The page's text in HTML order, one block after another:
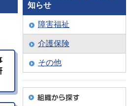
知らせ
障害福祉
介護保険
その他